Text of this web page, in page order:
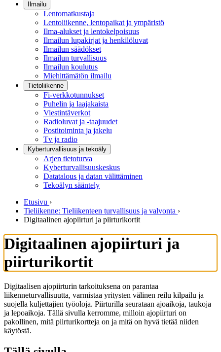
Ilmailu
Lentomatkustaja
Lentoliikenne, lentopaikat ja ympäristö
Ilma-alukset ja lentokelpoisuus
Ilmailun lupakirjat ja henkilöluvat
Ilmailun säädökset
Ilmailun turvallisuus
Ilmailun koulutus
Miehittämätön ilmailu
Tietoliikenne
Fi-verkkotunnukset
Puhelin ja laajakaista
Viestintäverkot
Radioluvat ja -taajuudet
Postitoiminta ja jakelu
Tv ja radio
Kyberturvallisuus ja tekoäly
Arjen tietoturva
Kyberturvallisuuskeskus
Datatalous ja datan välittäminen
Tekoälyn sääntely
Etusivu ›
Tieliikenne: Tieliikenteen turvallisuus ja valvonta ›
Digitaalinen ajopiirturi ja piirturikortit
Digitaalinen ajopiirturi ja
piirturikortit
Digitaalisen ajopiirturin tarkoituksena on parantaa
liikenneturvallisuutta, varmistaa yritysten välinen reilu kilpailu ja
suojella kuljettajien työoloja. Piirturilla seurataan ajoaikoja, taukoja
ja lepoaikoja. Tällä sivulla kerromme, milloin ajopiirturi on
pakollinen, mitä piirturikortteja on ja mitä on hyvä tietää niiden
käytöstä.